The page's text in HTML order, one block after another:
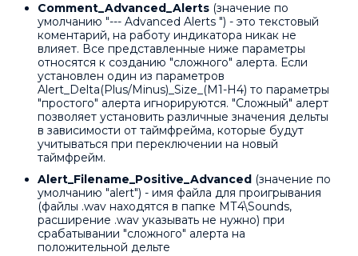
Comment_Advanced_Alerts (значение по
умолчанию "--- Advanced Alerts ") - это текстовый
коментарий, на работу индикатора никак не
влияет. Все представленные ниже параметры
относятся к созданию "сложного" алерта. Если
установлен один из параметров
Alert_Delta(Plus/Minus)_Size_(M1-H4) то параметры
"простого" алерта игнорируются. "Сложный" алерт
позволяет установить различные значения дельты
в зависимости от таймфрейма, которые будут
учитываться при переключении на новый
таймфрейм.
Alert_Filename_Positive_Advanced (значение по
умолчанию "alert") - имя файла для проигрывания
(файлы .wav находятся в папке МТ4\Sounds,
расширение .wav указывать не нужно) при
срабатывании "сложного" алерта на
положительной дельте